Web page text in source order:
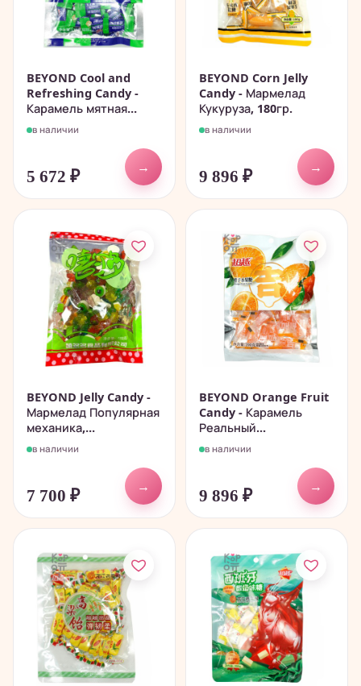
BEYOND Cool and
Refreshing Candy -
Карамель мятная...
в наличии
5 672 ₽
→
BEYOND Corn Jelly
Candy - Мармелад
Кукуруза, 180гр.
в наличии
9 896 ₽
→
BEYOND Jelly Candy -
Мармелад Популярная
механика,...
в наличии
7 700 ₽
→
BEYOND Orange Fruit
Candy - Карамель
Реальный...
в наличии
9 896 ₽
→